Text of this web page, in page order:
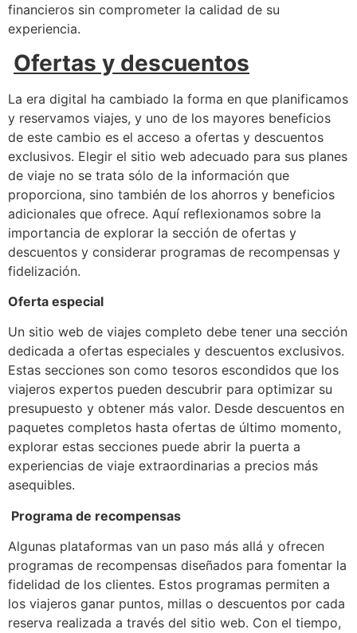
financieros sin comprometer la calidad de su
experiencia.
Ofertas y descuentos
La era digital ha cambiado la forma en que planificamos
y reservamos viajes, y uno de los mayores beneficios
de este cambio es el acceso a ofertas y descuentos
exclusivos. Elegir el sitio web adecuado para sus planes
de viaje no se trata sólo de la información que
proporciona, sino también de los ahorros y beneficios
adicionales que ofrece. Aquí reflexionamos sobre la
importancia de explorar la sección de ofertas y
descuentos y considerar programas de recompensas y
fidelización.
Oferta especial
Un sitio web de viajes completo debe tener una sección
dedicada a ofertas especiales y descuentos exclusivos.
Estas secciones son como tesoros escondidos que los
viajeros expertos pueden descubrir para optimizar su
presupuesto y obtener más valor. Desde descuentos en
paquetes completos hasta ofertas de último momento,
explorar estas secciones puede abrir la puerta a
experiencias de viaje extraordinarias a precios más
asequibles.
Programa de recompensas
Algunas plataformas van un paso más allá y ofrecen
programas de recompensas diseñados para fomentar la
fidelidad de los clientes. Estos programas permiten a
los viajeros ganar puntos, millas o descuentos por cada
reserva realizada a través del sitio web. Con el tiempo,